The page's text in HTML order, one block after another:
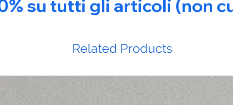
su tutti gli articoli (non
Related Products